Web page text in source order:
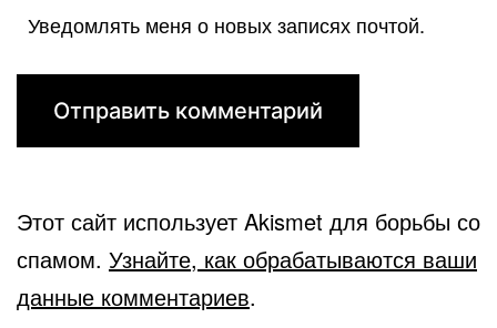
Уведомлять меня о новых записях почтой.
Этот сайт использует Akismet для борьбы со
спамом. Узнайте, как обрабатываются ваши
данные комментариев.